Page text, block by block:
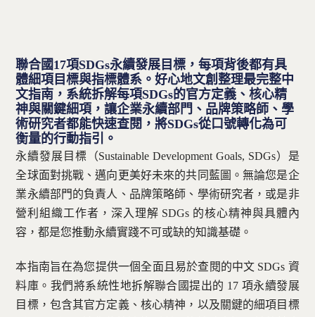
聯合國17項SDGs永續發展目標，每項背後都有具
體細項目標與指標體系。好心地文創整理最完整中
文指南，系統拆解每項SDGs的官方定義、核心精
神與關鍵細項，讓企業永續部門、品牌策略師、學
術研究者都能快速查閱，將SDGs從口號轉化為可
衡量的行動指引。
永續發展目標（Sustainable Development Goals, SDGs）是
全球面對挑戰、邁向更美好未來的共同藍圖。無論您是企
業永續部門的負責人、品牌策略師、學術研究者，或是非
營利組織工作者，深入理解 SDGs 的核心精神與具體內
容，都是您推動永續實踐不可或缺的知識基礎。
本指南旨在為您提供一個全面且易於查閱的中文 SDGs 資
料庫。我們將系統性地拆解聯合國提出的 17 項永續發展
目標，包含其官方定義、核心精神，以及關鍵的細項目標